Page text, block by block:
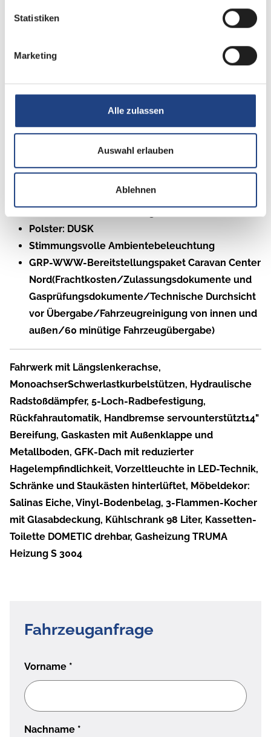
Statistiken
Marketing
Alle zulassen
Auswahl erlauben
Ablehnen
Ausstellfenster 52 x 50 cm, mit Insektenschutz und
Smart-Paket
Exterieur - Paket
Steckdosen Plus-Paket
Aufklappbare Arbeitsplattenverlängerung an der
Rollbettfunktion für Einzelbetten
Polster: DUSK
Stimmungsvolle Ambientebeleuchtung
GRP-WWW-Bereitstellungspaket Caravan Center
Nord(Frachtkosten/Zulassungsdokumente und
Gasprüfungsdokumente/Technische Durchsicht
vor Übergabe/Fahrzeugreinigung von innen und
außen/60 minütige Fahrzeugübergabe)
Fahrwerk mit Längslenkerachse,
MonoachserSchwerlastkurbelstützen, Hydraulische
Radstoßdämpfer, 5-Loch-Radbefestigung,
Rückfahrautomatik, Handbremse servounterstützt14"
Bereifung, Gaskasten mit Außenklappe und
Metallboden, GFK-Dach mit reduzierter
Hagelempfindlichkeit, Vorzeltleuchte in LED-Technik,
Schränke und Staukästen hinterlüftet, Möbeldekor:
Salinas Eiche, Vinyl-Bodenbelag, 3-Flammen-Kocher
mit Glasabdeckung, Kühlschrank 98 Liter, Kassetten-
Toilette DOMETIC drehbar, Gasheizung TRUMA
Heizung S 3004
Fahrzeuganfrage
Vorname *
Nachname *